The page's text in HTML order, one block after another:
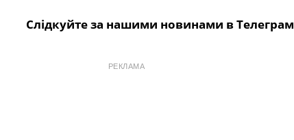
Слідкуйте за нашими новинами в
РЕКЛАМА